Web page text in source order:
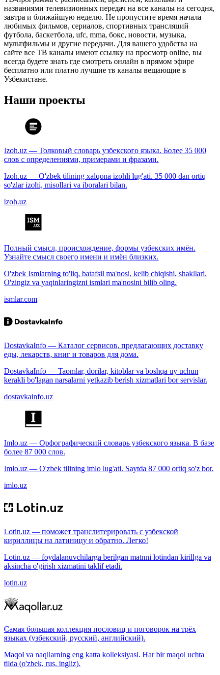
названиями телевизионных передач на все каналы на сегодня,
завтра и ближайшую неделю. Не пропустите время начала
любимых фильмов, сериалов, спортивных трансляций
футбола, баскетбола, ufc, mma, бокс, новости, музыка,
мультфильмы и другие передачи. Для вашего удобства на
сайте все ТВ каналы имеют ссылку на просмотр online, вы
всегда будете знать где смотреть онлайн в прямом эфире
бесплатно или платно лучшие тв каналы вещающие в
Узбекистане.
Наши проекты
Izoh.uz — Толковый словарь узбекского языка. Более 35 000
слов с определениями, примерами и фразами.
Izoh.uz — O'zbek tilining xalqona izohli lug'ati. 35 000 dan ortiq
so'zlar izohi, misollari va iboralari bilan.
izoh.uz
Полный смысл, происхождение, формы узбекских имён.
Узнайте смысл своего имени и имён близких.
O'zbek Ismlarning to'liq, batafsil ma'nosi, kelib chiqishi, shakllari.
O'zingiz va yaqinlaringizni ismlari ma'nosini bilib oling.
ismlar.com
DostavkaInfo — Каталог сервисов, предлагающих доставку
еды, лекарств, книг и товаров для дома.
DostavkaInfo — Taomlar, dorilar, kitoblar va boshqa uy uchun
kerakli bo'lagan narsalarni yetkazib berish xizmatlari bor servislar.
dostavkainfo.uz
Imlo.uz — Орфографический словарь узбекского языка. В базе
более 87 000 слов.
Imlo.uz — O'zbek tilining imlo lug'ati. Saytda 87 000 ortiq so'z bor.
imlo.uz
Lotin.uz — поможет транслитерировать с узбекской
кириллицы на латиницу и обратно. Легко!
Lotin.uz — foydalanuvchilarga berilgan matnni lotindan kirillga va
aksincha o'girish xizmatini taklif etadi.
lotin.uz
Самая большая коллекция пословиц и поговорок на трёх
языках (узбекский, русский, английский).
Maqol va naqllarning eng katta kolleksiyasi. Har bir maqol uchta
tilda (o'zbek, rus, ingliz).